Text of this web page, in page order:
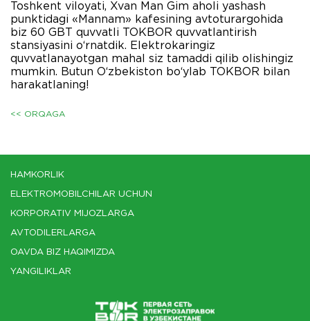
Toshkent viloyati, Xvan Man Gim aholi yashash
punktidagi «Mannam» kafesining avtoturargohida
biz 60 GBT quvvatli TOKBOR quvvatlantirish
stansiyasini o‘rnatdik. Elektrokaringiz
quvvatlanayotgan mahal siz tamaddi qilib olishingiz
mumkin. Butun O‘zbekiston bo‘ylab TOKBOR bilan
harakatlaning!
<< ORQAGA
HAMKORLIK
ELEKTROMOBILCHILAR UCHUN
KORPORATIV MIJOZLARGA
AVTODILERLARGA
OAVDA BIZ HAQIMIZDA
YANGILIKLAR